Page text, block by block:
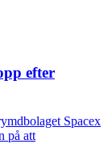
efter
Spacex
på att